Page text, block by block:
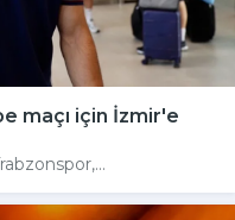
maçı için İzmir'e